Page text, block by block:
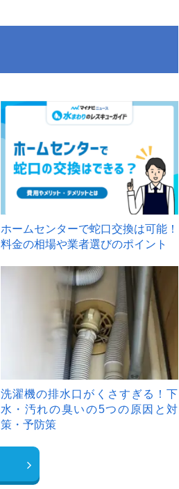
ホームセンターで蛇口交換は可能！
料金の相場や業者選びのポイント
洗濯機の排水口がくさすぎる！下
水・汚れの臭いの5つの原因と対
策・予防策